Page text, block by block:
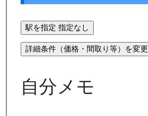
駅を指定 指定なし
詳細条件（価格・間取り等）を変更
自分メモ